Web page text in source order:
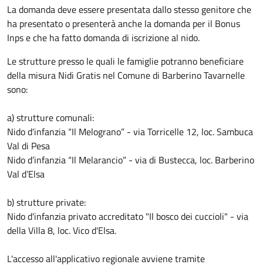
La domanda deve essere presentata dallo stesso genitore che
ha presentato o presenterà anche la domanda per il Bonus
Inps e che ha fatto domanda di iscrizione al nido.
Le strutture presso le quali le famiglie potranno beneficiare
della misura Nidi Gratis nel Comune di Barberino Tavarnelle
sono:
a) strutture comunali:
Nido d'infanzia “Il Melograno” - via Torricelle 12, loc. Sambuca
Val di Pesa
Nido d’infanzia “Il Melarancio” - via di Bustecca, loc. Barberino
Val d’Elsa
b) strutture private:
Nido d'infanzia privato accreditato "Il bosco dei cuccioli" - via
della Villa 8, loc. Vico d'Elsa.
L'accesso all'applicativo regionale avviene tramite